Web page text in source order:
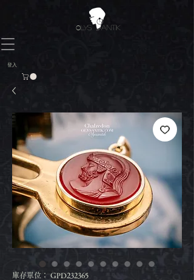
OLYS ANTIK
登入
庫存單位： GPD232365